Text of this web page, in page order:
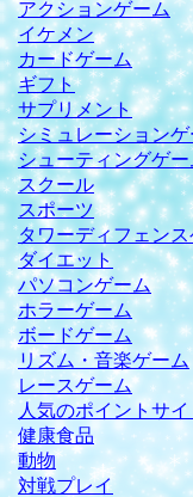
アクションゲーム
イケメン
カードゲーム
ギフト
サプリメント
シミュレーションゲ
シューティングゲー
スクール
スポーツ
タワーディフェン
ダイエット
パソコンゲーム
ホラーゲーム
ボードゲーム
リズム・音楽ゲーム
レースゲーム
人気のポイントサイ
健康食品
動物
対戦プレイ